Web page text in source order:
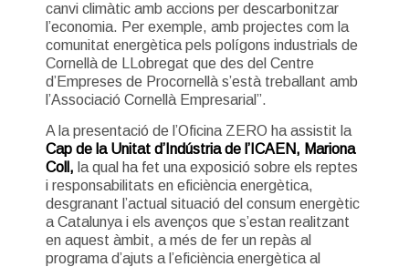
canvi climàtic amb accions per descarbonitzar
l’economia. Per exemple, amb projectes com la
comunitat energètica pels polígons industrials de
Cornellà de LLobregat que des del Centre
d’Empreses de Procornellà s’està treballant amb
l’Associació Cornellà Empresarial”.
A la presentació de l’Oficina ZERO ha assistit la
Cap de la Unitat d’Indústria de l’ICAEN, Mariona
Coll, la qual ha fet una exposició sobre els reptes
i responsabilitats en eficiència energètica,
desgranant l’actual situació del consum energètic
a Catalunya i els avenços que s’estan realitzant
en aquest àmbit, a més de fer un repàs al
programa d’ajuts a l’eficiència energètica al